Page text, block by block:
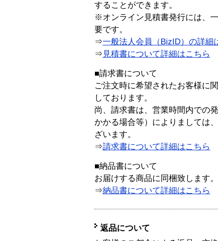
することができます。
※オンライン見積書発行には、
要です。
⇒一般法人会員（BizID）の詳細
⇒ 見積書について詳細はこちら
■請求書について
ご注文時に希望されたお客様に
しております。
尚、請求書は、営業時間内での
かかる場合等）によりましては
ざいます。
⇒請求書について詳細はこちら
■納品書について
お届けする商品に同梱致します。
⇒納品書について詳細はこちら
返品について